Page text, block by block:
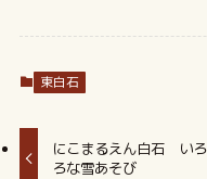
東白石
にこまるえん白石 い
ろな雪あそび